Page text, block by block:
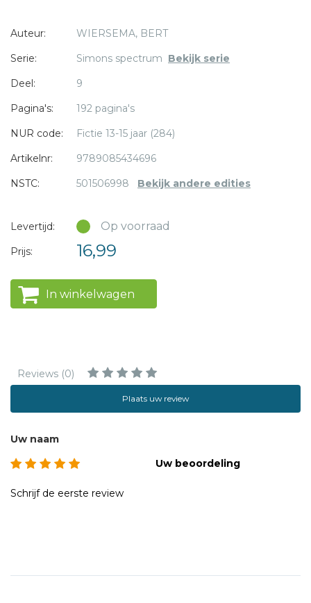
Auteur:
WIERSEMA, BERT
Serie:
Simons spectrum Bekijk serie
Deel:
9
Pagina's:
192 pagina's
NUR code:
Fictie 13-15 jaar (284)
Artikelnr:
9789085434696
NSTC:
501506998 Bekijk andere edities
Levertijd: Op voorraad
Prijs: 16,99
In winkelwagen
Reviews (0)
Plaats uw review
* = verplicht
Uw naam
Uw beoordeling
Schrijf de eerste review